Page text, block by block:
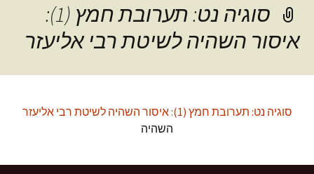
סוגיה נט: תערובת חמץ (1):
איסור השהיה לשיטת רבי אליעזר
סוגיה נט: תערובת חמץ (1): איסור השהיה לשיטת רבי אליעזר
השהיה